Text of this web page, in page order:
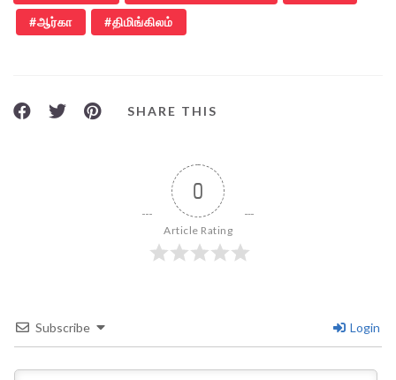
ஆர்கா திமிங்கிலம்
SHARE THIS
0
Article Rating
Subscribe Login